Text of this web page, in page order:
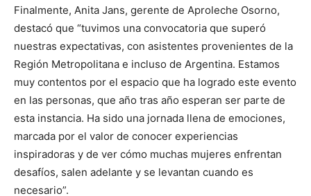
Finalmente, Anita Jans, gerente de Aproleche Osorno,
destacó que “tuvimos una convocatoria que superó
nuestras expectativas, con asistentes provenientes de la
Región Metropolitana e incluso de Argentina. Estamos
muy contentos por el espacio que ha logrado este evento
en las personas, que año tras año esperan ser parte de
esta instancia. Ha sido una jornada llena de emociones,
marcada por el valor de conocer experiencias
inspiradoras y de ver cómo muchas mujeres enfrentan
desafíos, salen adelante y se levantan cuando es
necesario”.